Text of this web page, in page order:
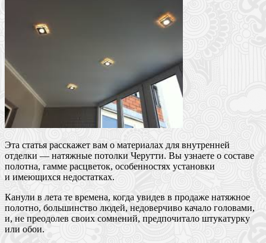
Эта статья расскажет вам о материалах для внутренней
отделки — натяжные потолки Черутти. Вы узнаете о составе
полотна, гамме расцветок, особенностях установки
и имеющихся недостатках.
Канули в лета те времена, когда увидев в продаже натяжное
полотно, большинство людей, недоверчиво качало головами,
и, не преодолев своих сомнений, предпочитало штукатурку
или обои.